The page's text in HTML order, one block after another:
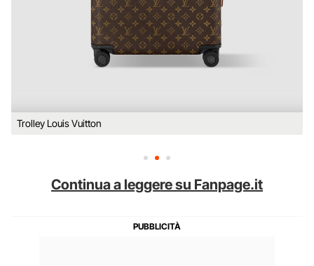
Trolley Louis Vuitton
Continua a leggere su Fanpage.it